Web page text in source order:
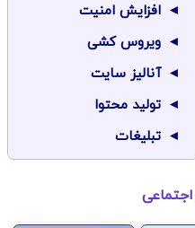
افزایش امنیت
ویروس کشی
آنالیز سایت
تولید محتوا
تبلیغات